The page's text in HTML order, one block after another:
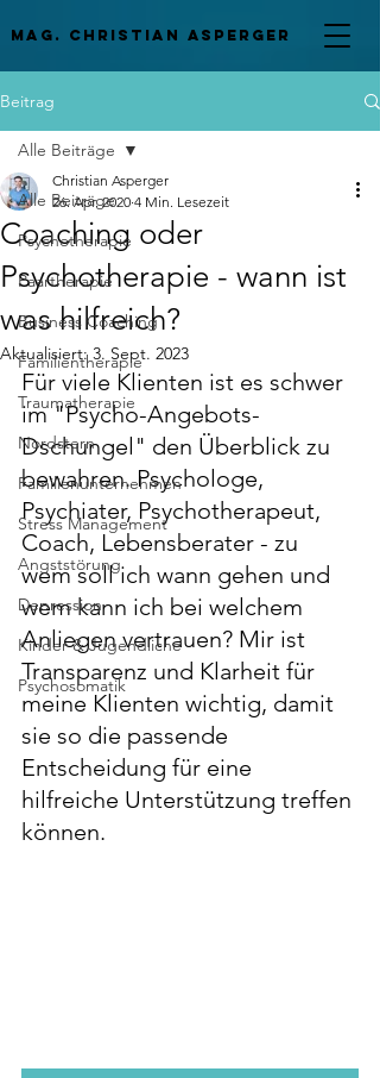
mag. Christian asperger
Beitrag
Alle Beiträge
Psychotherapie
Paartherapie
Business Coaching
Familientherapie
Traumatherapie
Nordstern
Familienunternehmen
Stress Management
Angststörung
Depression
Kinder & Jugendliche
Psychosomatik
Alle Beiträge
Coaching oder
Psychotherapie - wann ist
was hilfreich?
Christian Asperger
26. Apr. 2020 4 Min. Lesezeit
Aktualisiert: 3. Sept. 2023
Für viele Klienten ist es schwer
im "Psycho-Angebots-
Dschungel" den Überblick zu
bewahren. Psychologe,
Psychiater, Psychotherapeut,
Coach, Lebensberater - zu
wem soll ich wann gehen und
wem kann ich bei welchem
Anliegen vertrauen? Mir ist
Transparenz und Klarheit für
meine Klienten wichtig, damit
sie so die passende
Entscheidung für eine
hilfreiche Unterstützung treffen
können.